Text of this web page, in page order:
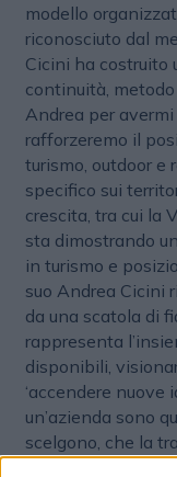
modello
riconosciuto dal
Cicini ha costruito
continuità,
Andrea per
rafforzeremo il
turismo, outdoor e
specifico sui
crescita, tra cui la
sta dimostrando
in turismo e
suo Andrea Cicini
da una scatola di
rappresenta
disponibili,
‘accendere nuove
un’azienda sono
scelgono, che la